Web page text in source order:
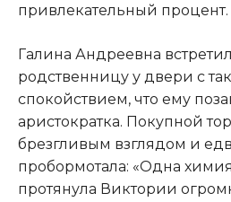
привлекательный процент.
Галина Андреевна
родственницу у двери с
спокойствием, что ему
аристократка. Покупной
брезгливым взглядом и
пробормотала: «Одна
протянула Виктории